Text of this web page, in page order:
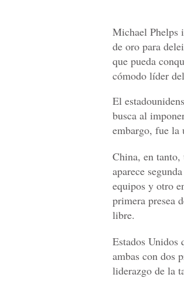
Michael Phelps
de oro para
que pueda
cómodo líder
El
busca al
embargo, fue la
China, en
aparece
equipos y otro
primera presea
libre.
Estados Unidos
ambas con dos
liderazgo de la